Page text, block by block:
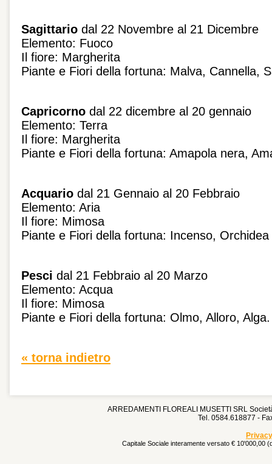
Sagittario dal 22 Novembre al 21 Dicembre
Elemento: Fuoco
Il fiore: Margherita
Piante e Fiori della fortuna: Malva, Cannella,
Capricorno dal 22 dicembre al 20 gennaio
Elemento: Terra
Il fiore: Margherita
Piante e Fiori della fortuna: Amapola nera,
Acquario dal 21 Gennaio al 20 Febbraio
Elemento: Aria
Il fiore: Mimosa
Piante e Fiori della fortuna: Incenso, Orchidea
Pesci dal 21 Febbraio al 20 Marzo
Elemento: Acqua
Il fiore: Mimosa
Piante e Fiori della fortuna: Olmo, Alloro, Alga.
« torna indietro
ARREDAMENTI FLOREALI MUSETTI SRL
Tel. 0584.618877 -
Capitale Sociale interamente versato € 10'000,00